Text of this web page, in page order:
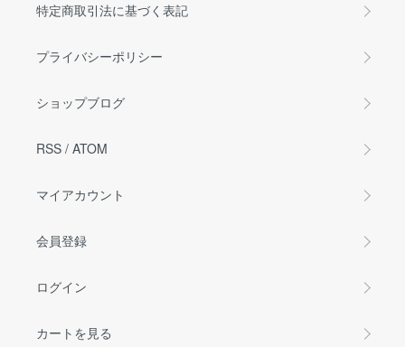
特定商取引法に基づく表記
プライバシーポリシー
ショップブログ
RSS / ATOM
マイアカウント
会員登録
ログイン
カートを見る